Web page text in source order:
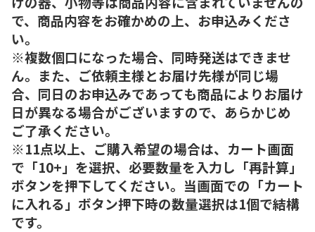
で、商品内容をお確かめの上、お申込みくださ
い。
※複数個口になった場合、同時発送はできませ
ん。また、ご依頼主様とお届け先様が同じ場
合、同日のお申込みであっても商品によりお届け
日が異なる場合がございますので、あらかじめ
ご了承ください。
※11点以上、ご購入希望の場合は、カート画面
で「10+」を選択、必要数量を入力し「再計算」
ボタンを押下してください。当画面での「カート
に入れる」ボタン押下時の数量選択は1個で結構
です。